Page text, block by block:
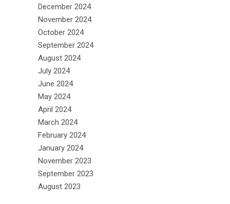
December 2024
November 2024
October 2024
September 2024
August 2024
July 2024
June 2024
May 2024
April 2024
March 2024
February 2024
January 2024
November 2023
September 2023
August 2023